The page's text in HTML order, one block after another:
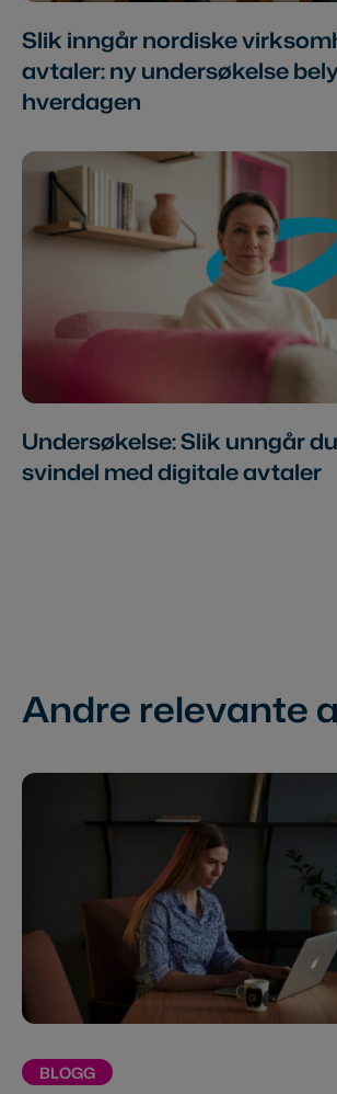
Slik inngår nordiske
avtaler: ny undersøkelse
hverdagen
Undersøkelse: Slik unngår
svindel med digitale avtaler
Andre relevante
BLOGG